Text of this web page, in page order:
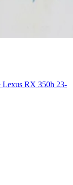
Lexus RX 350h 23-